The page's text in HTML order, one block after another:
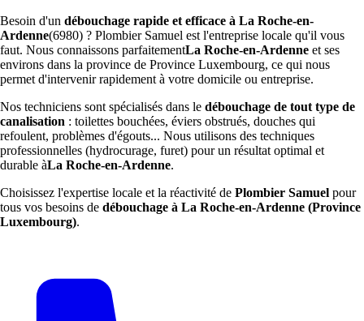
Besoin d'un débouchage rapide et efficace à La Roche-en-
Ardenne(6980) ? Plombier Samuel est l'entreprise locale qu'il vous
faut. Nous connaissons parfaitementLa Roche-en-Ardenne et ses
environs dans la province de Province Luxembourg, ce qui nous
permet d'intervenir rapidement à votre domicile ou entreprise.
Nos techniciens sont spécialisés dans le débouchage de tout type de
canalisation : toilettes bouchées, éviers obstrués, douches qui
refoulent, problèmes d'égouts... Nous utilisons des techniques
professionnelles (hydrocurage, furet) pour un résultat optimal et
durable àLa Roche-en-Ardenne.
Choisissez l'expertise locale et la réactivité de Plombier Samuel pour
tous vos besoins de débouchage à La Roche-en-Ardenne (Province
Luxembourg).